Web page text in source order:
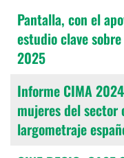
Pantalla, con el
estudio clave
2025
Informe CIMA
mujeres del
largometraje